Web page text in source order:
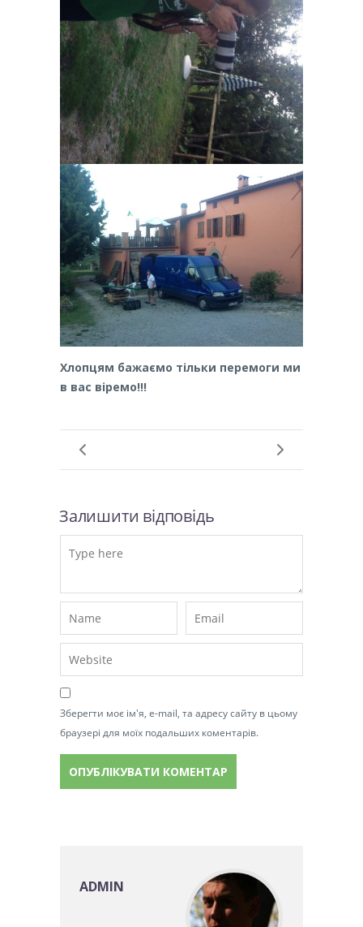
Хлопцям бажаємо тільки перемоги ми
в вас віремо!!!
Залишити відповідь
Зберегти моє ім'я, e-mail, та адресу сайту в цьому
браузері для моїх подальших коментарів.
ADMIN